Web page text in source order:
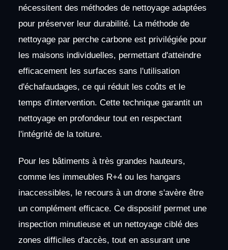
nécessitent des méthodes de nettoyage adaptées
pour préserver leur durabilité. La méthode de
nettoyage par perche carbone est privilégiée pour
les maisons individuelles, permettant d'atteindre
efficacement les surfaces sans l'utilisation
d'échafaudages, ce qui réduit les coûts et le
temps d'intervention. Cette technique garantit un
nettoyage en profondeur tout en respectant
l'intégrité de la toiture.
Pour les bâtiments à très grandes hauteurs,
comme les immeubles R+4 ou les hangars
inaccessibles, le recours à un drone s'avère être
un complément efficace. Ce dispositif permet une
inspection minutieuse et un nettoyage ciblé des
zones difficiles d'accès, tout en assurant une